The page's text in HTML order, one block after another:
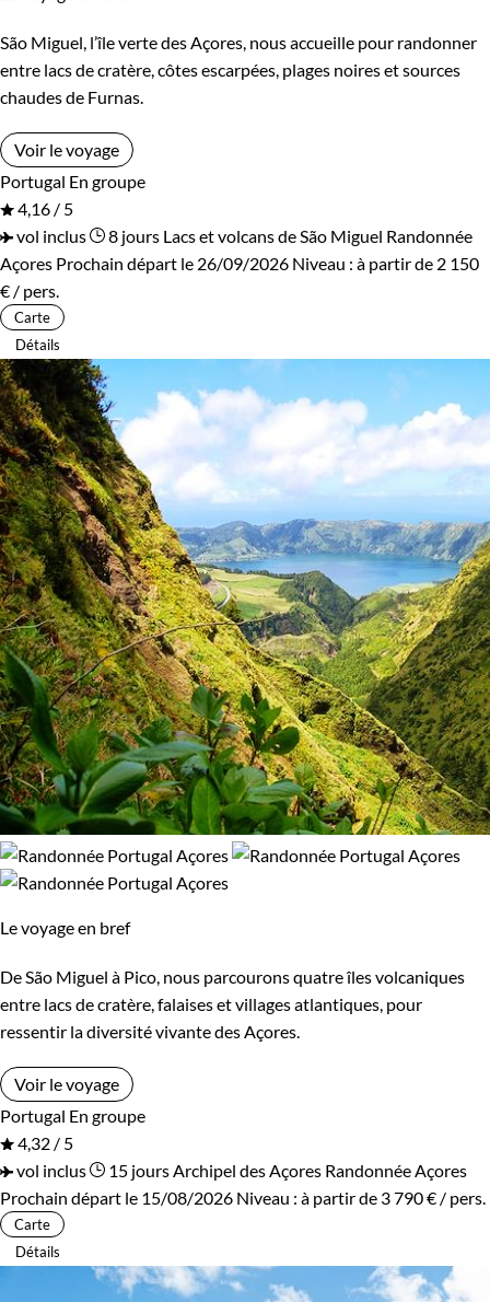
En étoile
Environnement
Bord de mer et îles
São Miguel, l’île verte des Açores, nous accueille pour randonner
entre lacs de cratère, côtes escarpées, plages noires et sources
chaudes de Furnas.
Voir le voyage
Portugal En groupe
4,16 / 5
vol inclus
8 jours Lacs et volcans de São Miguel Randonnée
Açores Prochain départ le 26/09/2026 Niveau : à partir de 2 150
€ / pers.
Carte
Détails
Le voyage en bref
De São Miguel à Pico, nous parcourons quatre îles volcaniques
entre lacs de cratère, falaises et villages atlantiques, pour
ressentir la diversité vivante des Açores.
Voir le voyage
Portugal En groupe
4,32 / 5
vol inclus
15 jours Archipel des Açores Randonnée Açores
Prochain départ le 15/08/2026 Niveau : à partir de 3 790 € / pers.
Carte
Détails